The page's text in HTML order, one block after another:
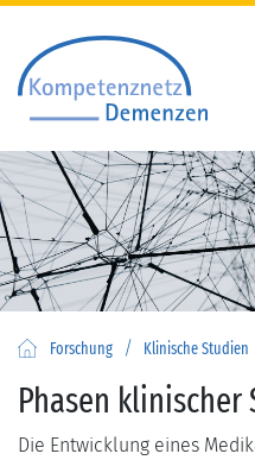
Forschung / Klinische Studien
Phasen klinischer
Die Entwicklung eines